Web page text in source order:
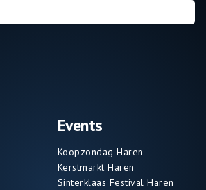
Events
Koopzondag Haren
Kerstmarkt Haren
Sinterklaas Festival Haren